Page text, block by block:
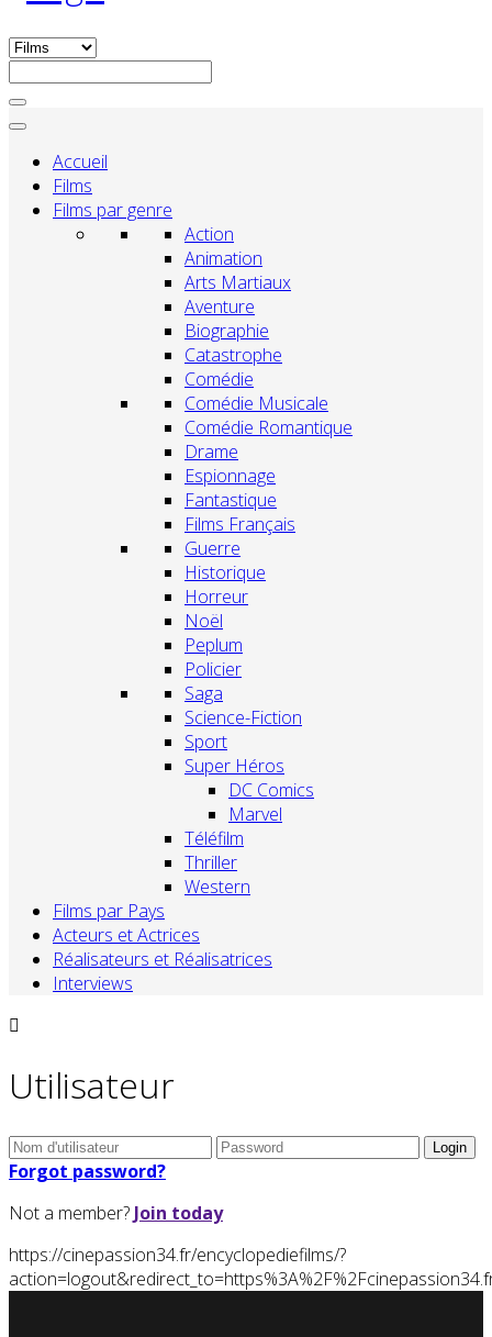
Accueil
Films
Films par genre
Action
Animation
Arts Martiaux
Aventure
Biographie
Catastrophe
Comédie
Comédie Musicale
Comédie Romantique
Drame
Espionnage
Fantastique
Films Français
Guerre
Historique
Horreur
Noël
Peplum
Policier
Saga
Science-Fiction
Sport
Super Héros
DC Comics
Marvel
Téléfilm
Thriller
Western
Films par Pays
Acteurs et Actrices
Réalisateurs et Réalisatrices
Interviews
Utilisateur
Forgot password?
Not a member? Join today
https://cinepassion34.fr/encyclopediefilms/?